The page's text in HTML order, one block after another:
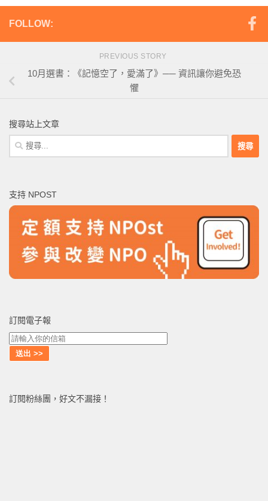
FOLLOW:
PREVIOUS STORY
10月選書：《記憶空了，愛滿了》── 資訊讓你避免恐
懼
搜尋站上文章
搜
尋
字:
支持 NPOST
訂閱電子報
訂閱粉絲團，好文不漏接！